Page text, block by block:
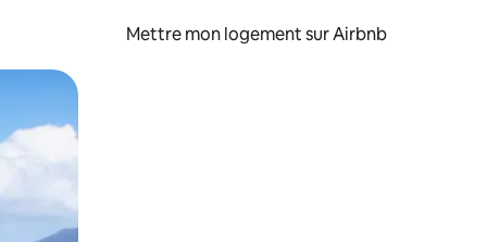
Mettre mon logement sur Airbnb